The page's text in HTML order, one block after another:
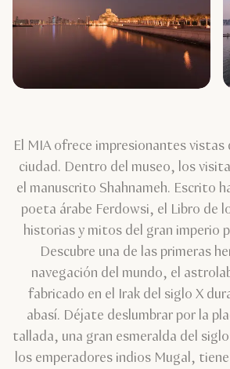
El MIA ofrece impresionantes
ciudad. Dentro del museo, los
el manuscrito Shahnameh. Escrito
poeta árabe Ferdowsi, el Libro de
historias y mitos del gran imperio
Descubre una de las primeras
navegación del mundo, el
fabricado en el Irak del siglo X
abasí. Déjate deslumbrar por la
tallada, una gran esmeralda del
los emperadores indios Mugal,